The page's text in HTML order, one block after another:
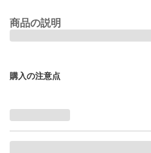
商品の説明
購入の注意点